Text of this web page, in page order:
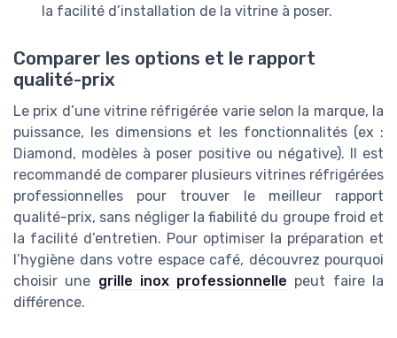
la facilité d’installation de la vitrine à poser.
Comparer les options et le rapport
qualité-prix
Le prix d’une vitrine réfrigérée varie selon la marque, la
puissance, les dimensions et les fonctionnalités (ex :
Diamond, modèles à poser positive ou négative). Il est
recommandé de comparer plusieurs vitrines réfrigérées
professionnelles pour trouver le meilleur rapport
qualité-prix, sans négliger la fiabilité du groupe froid et
la facilité d’entretien. Pour optimiser la préparation et
l’hygiène dans votre espace café, découvrez pourquoi
choisir une grille inox professionnelle peut faire la
différence.